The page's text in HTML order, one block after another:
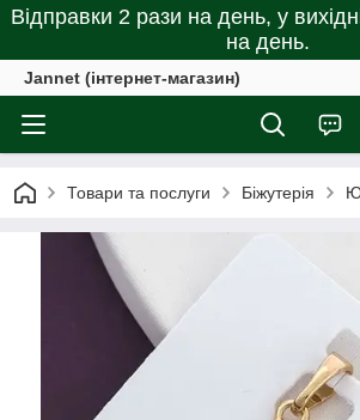
Відправки 2 рази на день, у
на день.
Jannet (інтернет-магазин)
Товари та послуги Біжутерія